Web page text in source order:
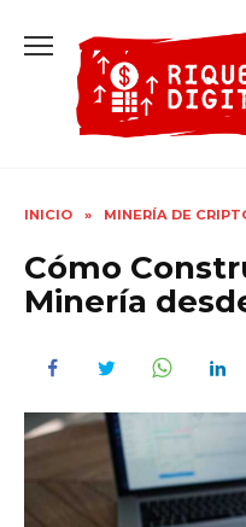
contenido
INICIO » MINERÍA DE
Cómo
Minería